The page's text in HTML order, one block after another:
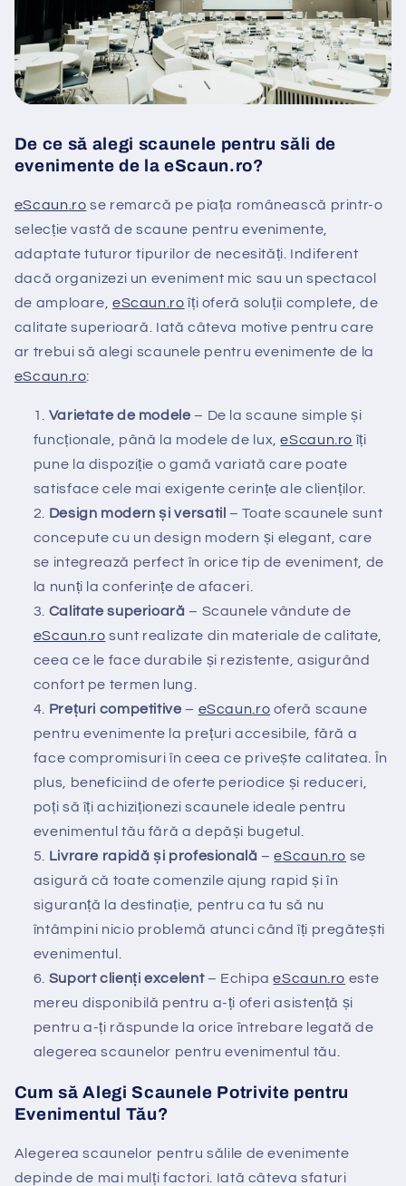
De ce să alegi scaunele pentru săli de
evenimente de la eScaun.ro?
eScaun.ro se remarcă pe piața românească printr-o
selecție vastă de scaune pentru evenimente,
adaptate tuturor tipurilor de necesități. Indiferent
dacă organizezi un eveniment mic sau un spectacol
de amploare, eScaun.roîți oferă soluții complete, de
calitate superioară. Iată câteva motive pentru care
ar trebui să alegi scaunele pentru evenimente de la
eScaun.ro:
Varietate de modele – De la scaune simple și
funcționale, până la modele de lux,eScaun .ro îți
pune la dispoziție o gamă variată care poate
satisface cele mai exigente cerințe ale clienților.
Design modern și versatil – Toate scaunele sunt
concepute cu un design modern și elegant, care
se integrează perfect în orice tip de eveniment, de
la nunți la conferințe de afaceri.
Calitate superioară – Scaunele vândute de
eScaun .ro sunt realizate din materiale de calitate,
ceea ce le face durabile și rezistente, asigurând
confort pe termen lung.
Prețuri competitive – eScaun .ro oferă scaune
pentru evenimente la prețuri accesibile, fără a
face compromisuri în ceea ce privește calitatea. În
plus, beneficiind de oferte periodice și reduceri,
poți să îți achiziționezi scaunele ideale pentru
evenimentul tău fără a depăși bugetul.
Livrare rapidă și profesională –eScaun .ro se
asigură că toate comenzile ajung rapid și în
siguranță la destinație, pentru ca tu să nu
întâmpini nicio problemă atunci când îți pregătești
evenimentul.
Suport clienți excelent– EchipaeScaun .ro este
mereu disponibilă pentru a-ți oferi asistență și
pentru a-ți răspunde la orice întrebare legată de
alegerea scaunelor pentru evenimentul tău.
Cum să Alegi Scaunele Potrivite pentru
Evenimentul Tău?
Alegerea scaunelor pentru sălile de evenimente
depinde de mai mulți factori. Iată câteva sfaturi